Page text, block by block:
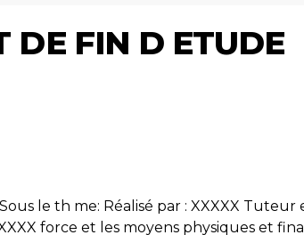
DE FIN D ETUDE
le th me: Réalisé par : XXXXX
force et les moyens physiques et